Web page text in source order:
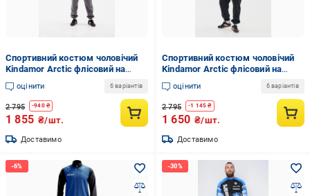
Спортивний костюм чоловічий
Kindamor Arctic флісовий на
змійці XXL Сірий (1870736281)
оцінити 6 варіантів
2 795 -940₴
1 855 ₴/шт.
Доставимо
Спортивний костюм чоловічий
Kindamor Arctic флісовий на
змійці S Чорний (1870922321)
оцінити 6 варіантів
2 795 -1 145 ₴
1 650 ₴/шт.
Доставимо